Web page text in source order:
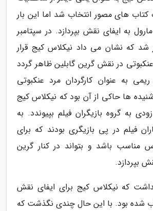
های مصور انتخاب شد اما این بار
به ایفای نقش بپردازد. در سپتامبر
شد که نشان می داد نیکلاس کیج قرار
در نقش گرین گابلین ظاهر گردد
به عنوان کارگردان مرد عنکبوتی
ها حاکی از آن بود که نیکلاس کیج
به گروه بازیگران فیلم بپیوندد. به
فیلم در پی بازیگری بودند که برای
مناسب باشد و بتواند در کنار گرین
بپردازد.
که نیکلاس کیج برای ایفای نقش
شده بود. با این حال چندی نگذشت که